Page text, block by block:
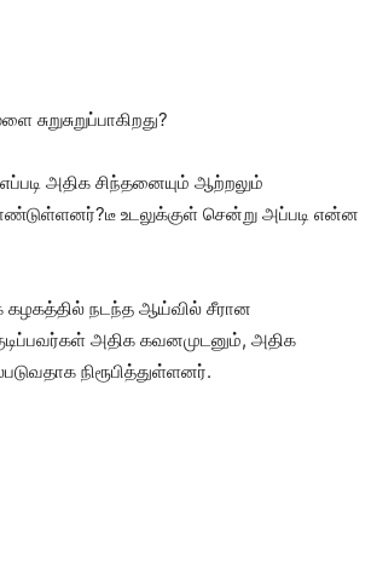
சுறுசுறுப்பாகிறது?
அதிக சிந்தனையும் ஆற்றலும்
உடலுக்குள் சென்று அப்படி என்ன
கழகத்தில் நடந்த ஆய்வில் சீரான
அதிக கவனமுடனும், அதிக
நிரூபித்துள்ளனர்.